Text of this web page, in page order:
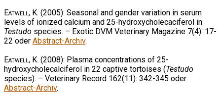
Eatwell, K. (2005): Seasonal and gender variation in serum
levels of ionized calcium and 25-hydroxycholecaciferol in
Testudo species. – Exotic DVM Veterinary Magazine 7(4): 17-
22 oder Abstract-Archiv.
Eatwell, K. (2008): Plasma concentrations of 25-
hydroxycholecalciferol in 22 captive tortoises (Testudo
species). – Veterinary Record 162(11): 342-345 oder
Abstract-Archiv.